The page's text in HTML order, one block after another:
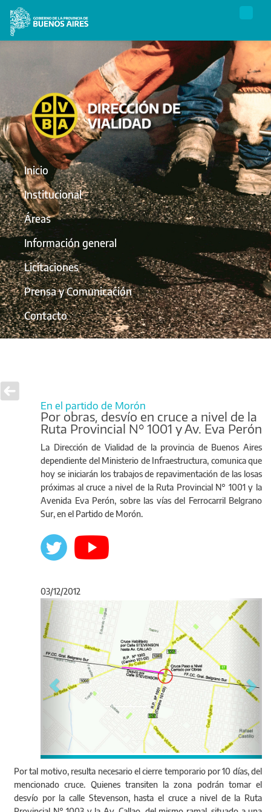
Inicio
Institucional
Áreas
Información general
Licitaciones
Prensa y Comunicación
Contacto
En el partido de Morón
Por obras, desvío en cruce a nivel de la
Ruta Provincial N° 1001 y Av. Eva Perón
La Dirección de Vialidad de la provincia de Buenos Aires
dependiente del Ministerio de Infraestructura, comunica que
hoy se iniciarán los trabajos de repavimentación de las losas
próximas al cruce a nivel de la Ruta Provincial N° 1001 y la
Avenida Eva Perón, sobre las vías del Ferrocarril Belgrano
Sur, en el Partido de Morón.
03/12/2012
Anterior
Por tal motivo, resulta necesario el cierre temporario por 10 días, del
mencionado cruce. Quienes transiten la zona podrán tomar el
desvío por la calle Stevenson, hasta el cruce a nivel de la Ruta